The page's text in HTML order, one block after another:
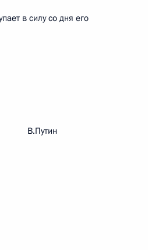
в силу со дня его